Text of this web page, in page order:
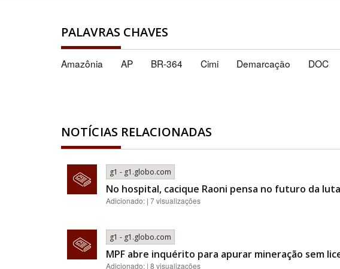
PALAVRAS CHAVES
Amazônia AP BR-364 Cimi Demarcação DOC
NOTÍCIAS RELACIONADAS
g1 - g1.globo.com
No hospital, cacique Raoni pensa no futuro da
Adicionado: | 7 visualizações
g1 - g1.globo.com
MPF abre inquérito para apurar mineração sem
Adicionado: | 8 visualizações